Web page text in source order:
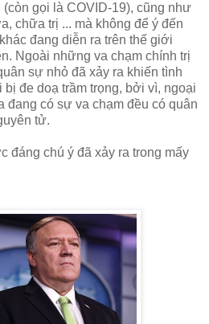
gọi là COVID-19), cũng như
chữa trị ... mà không để ý đến
đang diễn ra trên thế giới
Ngoài những va chạm chính trị
sự nhỏ đã xảy ra khiến tình
đe doạ trầm trọng, bởi vì, ngoại
đang có sự va chạm đều có quân
tử.
đáng chú ý đã xảy ra trong mấy